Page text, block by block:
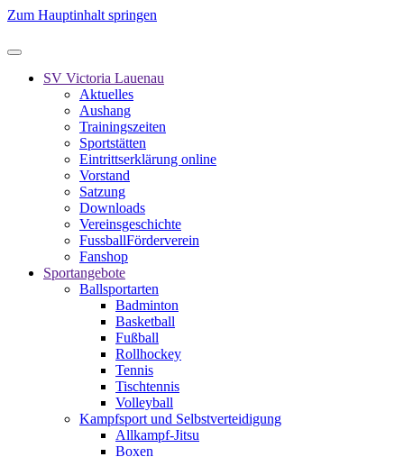
Zum Hauptinhalt springen
SV Victoria Lauenau
Aktuelles
Aushang
Trainingszeiten
Sportstätten
Eintrittserklärung online
Vorstand
Satzung
Downloads
Vereinsgeschichte
FussballFörderverein
Fanshop
Sportangebote
Ballsportarten
Badminton
Basketball
Fußball
Rollhockey
Tennis
Tischtennis
Volleyball
Kampfsport und Selbstverteidigung
Allkampf-Jitsu
Boxen